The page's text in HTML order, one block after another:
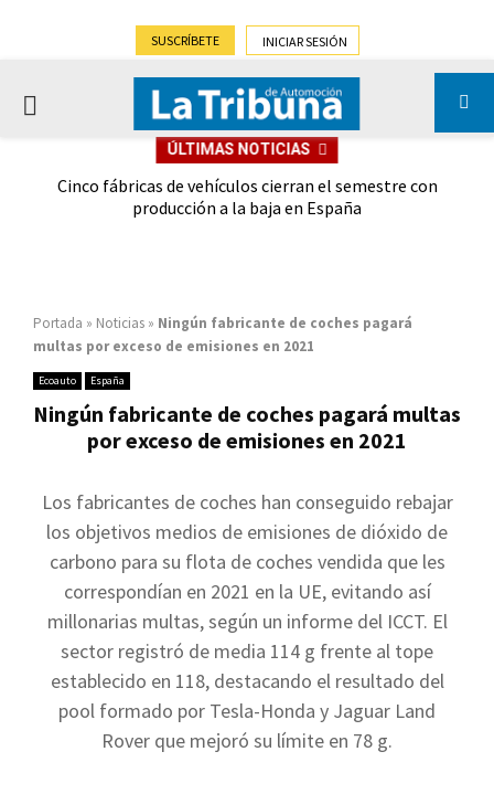
SUSCRÍBETE INICIAR SESIÓN
PRIMARY
ÚLTIMAS NOTICIAS
Cinco fábricas de vehículos cierran el semestre con
producción a la baja en España
Portada » Noticias » Ningún fabricante de coches pagará
multas por exceso de emisiones en 2021
Ecoauto España
Ningún fabricante de coches pagará multas
por exceso de emisiones en 2021
Los fabricantes de coches han conseguido rebajar
los objetivos medios de emisiones de dióxido de
carbono para su flota de coches vendida que les
correspondían en 2021 en la UE, evitando así
millonarias multas, según un informe del ICCT. El
sector registró de media 114 g frente al tope
establecido en 118, destacando el resultado del
pool formado por Tesla-Honda y Jaguar Land
Rover que mejoró su límite en 78 g.